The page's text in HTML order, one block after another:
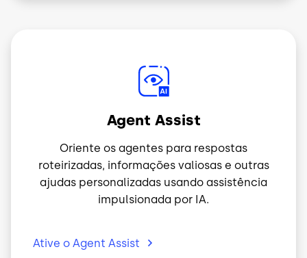
Agent Assist
Oriente os agentes para respostas
roteirizadas, informações valiosas e outras
ajudas personalizadas usando assistência
impulsionada por IA.
Ative o Agent Assist